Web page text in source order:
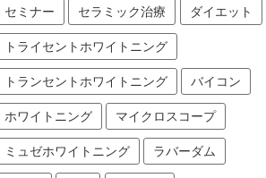
セミナー セラミック治療 ダイエット
トライセントホワイトニング
トランセントホワイトニング バイコン
ホワイトニング マイクロスコープ
ミュゼホワイトニング ラバーダム